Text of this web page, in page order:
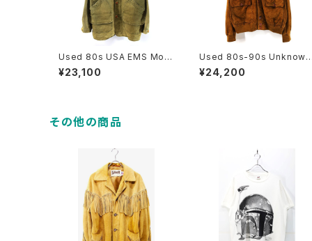
Used 80s USA EMS Mos
s Green Duck Cotton Hu
nting Field Jacket Size L
¥23,100
Used 80s-90s Unknown
Brown Tanned Leather V
alstar Jacket Size 58 XL
¥24,200
その他の商品